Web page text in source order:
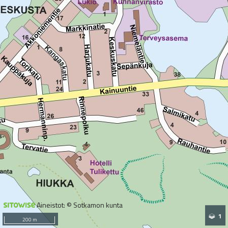
Aineistot: © Sotkamon kunta
200 m 1